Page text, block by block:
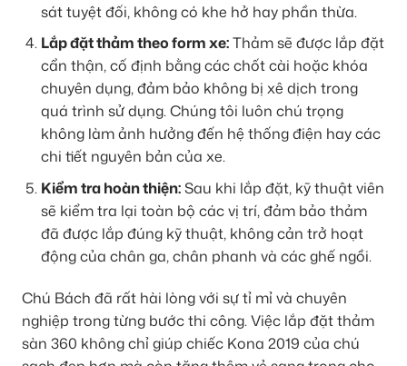
sát tuyệt đối, không có khe hở hay phần thừa.
Lắp đặt thảm theo form xe:Thảm sẽ được lắp đặt
cẩn thận, cố định bằng các chốt cài hoặc khóa
chuyên dụng, đảm bảo không bị xê dịch trong
quá trình sử dụng. Chúng tôi luôn chú trọng
không làm ảnh hưởng đến hệ thống điện hay các
chi tiết nguyên bản của xe.
Kiểm tra hoàn thiện:Sau khi lắp đặt, kỹ thuật viên
sẽ kiểm tra lại toàn bộ các vị trí, đảm bảo thảm
đã được lắp đúng kỹ thuật, không cản trở hoạt
động của chân ga, chân phanh và các ghế ngồi.
Chú Bách đã rất hài lòng với sự tỉ mỉ và chuyên
nghiệp trong từng bước thi công. Việc lắp đặt thảm
sàn 360 không chỉ giúp chiếc Kona 2019 của chú